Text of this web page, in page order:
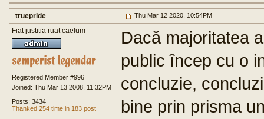
truepride Thu Mar 12 2020, 10:54PM
Fiat justitia ruat caelum
Registered Member #996
Joined: Thu Mar 13 2008, 11:32PM
Posts: 3434
Thanked 254 time in 183 post
Dacă majoritatea
public încep cu o
concluzie,
bine prin prisma